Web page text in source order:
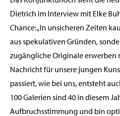
Dietrich im Interview mit Elke
Chance: „In unsicheren Zeiten
aus spekulativen Gründen,
zugängliche Originale erwerben
Nachricht für unsere jungen
passiert, wie bei uns, entsteht
100 Galerien sind 40 in diesem
Aufbruchsstimmung und bin